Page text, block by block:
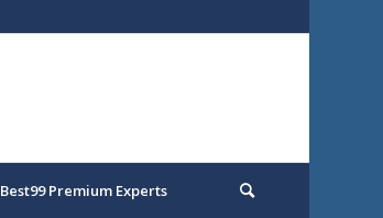
Best99 Premium Experts